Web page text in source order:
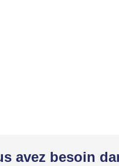
avez besoin